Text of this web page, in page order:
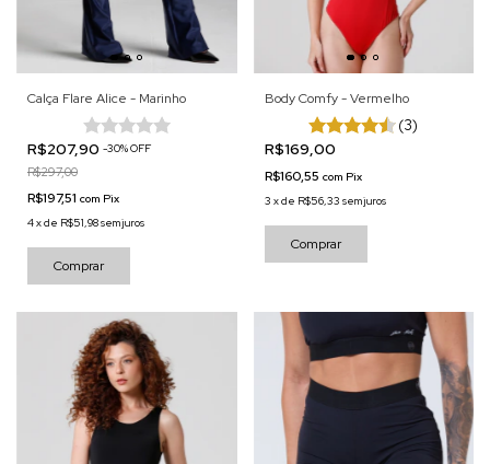
Calça Flare Alice - Marinho
R$207,90 -30%OFF
R$297,00
R$197,51 com Pix
4xde R$51,98sem juros
Comprar
Body Comfy - Vermelho
(3)
R$169,00
R$160,55 com Pix
3 xde R$56,33 sem juros
Comprar